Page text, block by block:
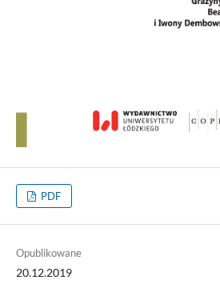
PDF
Opublikowane
20.12.2019